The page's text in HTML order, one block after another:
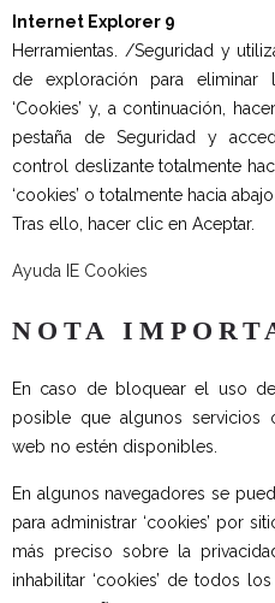
Internet Explorer 9
Herramientas. /Seguridad y
de exploración para eliminar
‘Cookies’ y, a continuación,
pestaña de Seguridad y
control deslizante totalmente
‘cookies’ o totalmente hacia
Tras ello, hacer clic en Aceptar.
Ayuda IE Cookies
NOTA
En caso de bloquear el uso
posible que algunos servicios
web no estén disponibles.
En algunos navegadores se
para administrar ‘cookies’ por
más preciso sobre la
inhabilitar ‘cookies’ de todos